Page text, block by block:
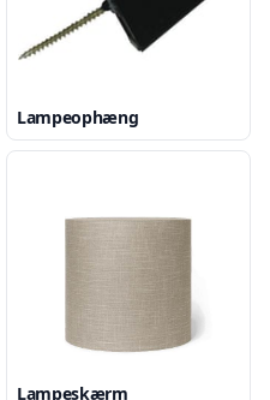
Lampeophæng
Lampeskærm